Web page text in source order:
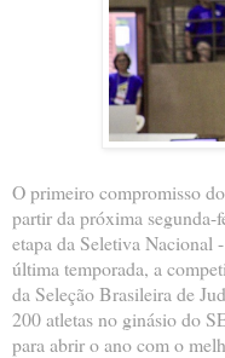
O primeiro compromisso
partir da próxima segunda-
etapa da Seletiva Nacional
última temporada, a
da Seleção Brasileira de
200 atletas no ginásio do
para abrir o ano com o